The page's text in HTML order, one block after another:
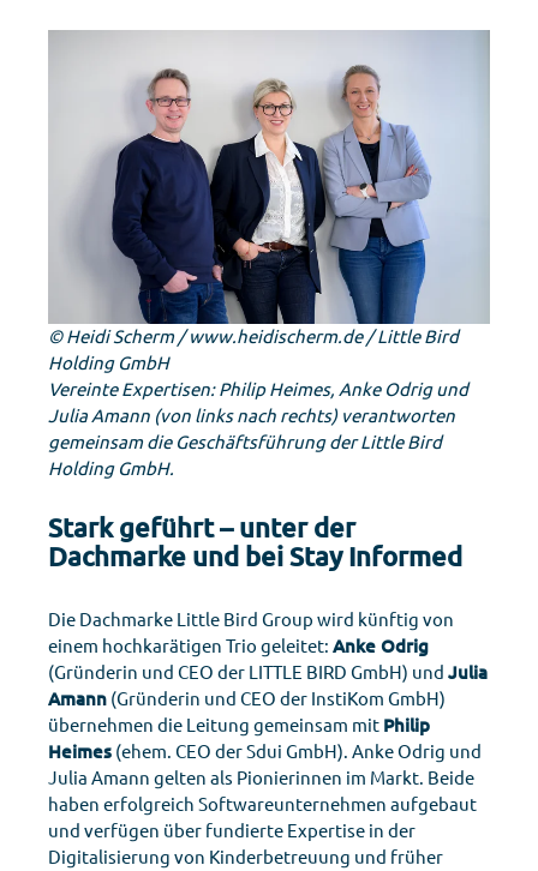
© Heidi Scherm /www.heidischerm.de/ Little Bird
Holding GmbH
Vereinte Expertisen: Philip Heimes, Anke Odrig und
Julia Amann (von links nach rechts) verantworten
gemeinsam die Geschäftsführung der Little Bird
Holding GmbH.
Stark geführt – unter der
Dachmarke und bei Stay Informed
Die Dachmarke Little Bird Group wird künftig von
einem hochkarätigen Trio geleitet: Anke Odrig
(Gründerin und CEO der LITTLE BIRD GmbH) und Julia
Amann (Gründerin und CEO der InstiKom GmbH)
übernehmen die Leitung gemeinsam mit Philip
Heimes (ehem. CEO der Sdui GmbH). Anke Odrig und
Julia Amann gelten als Pionierinnen im Markt. Beide
haben erfolgreich Softwareunternehmen aufgebaut
und verfügen über fundierte Expertise in der
Digitalisierung von Kinderbetreuung und früher